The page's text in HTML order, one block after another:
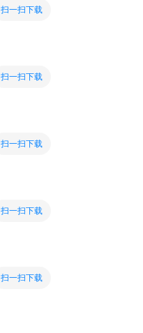
扫一扫下载
扫一扫下载
扫一扫下载
扫一扫下载
扫一扫下载